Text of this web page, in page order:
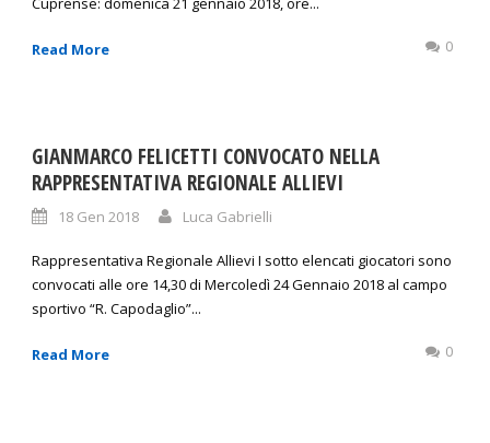
Read More 0
GIANMARCO FELICETTI CONVOCATO NELLA
RAPPRESENTATIVA REGIONALE ALLIEVI
18 Gen 2018 Luca Gabrielli
Rappresentativa Regionale Allievi I sotto elencati giocatori sono
convocati alle ore 14,30 di Mercoledì 24 Gennaio 2018 al campo
sportivo “R. Capodaglio”...
Read More 0